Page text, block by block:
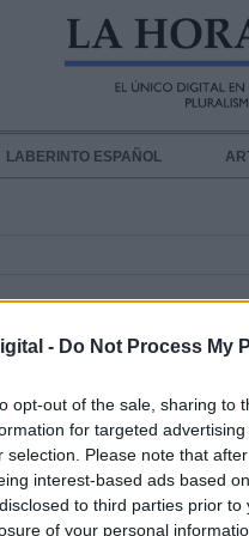
- Do Not Process My
opt-out of the sale, sharing to
for targeted
selection. Please note that
interest-based ads based
to third parties prior
of your personal
LABERINTO ESPAÑOL
La policía
multas en
de Alarma